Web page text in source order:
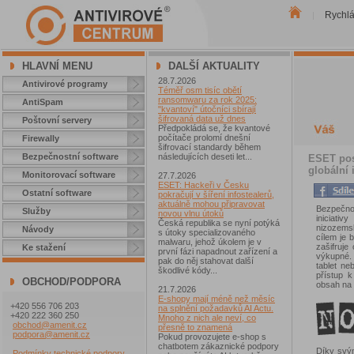
HLAVNÍ MENU
Antivirové programy
AntiSpam
Poštovní servery
Firewally
Bezpečnostní software
Monitorovací software
Ostatní software
Služby
Návody
Ke stažení
OBCHOD/PODPORA
+420 556 706 203
+420 222 360 250
obchod@amenit.cz
podpora@amenit.cz
DALŠÍ AKTUALITY
28.7.2026
Téměř osm tisíc obětí
ransomwaru za rok 2025:
"kvantoví" útočníci sbírají
šifrovaná data už dnes
Předpokládá se, že kvantové
počítače prolomí dnešní
šifrovací standardy během
následujících deseti let...
27.7.2026
ESET: Hackeři v Česku
pokračují v šíření infostealerů,
aktuálně mohou připravovat
novou vlnu útoků
Česká republika se nyní potýká
s útoky specializovaného
malwaru, jehož úkolem je v
první fázi napadnout zařízení a
pak do něj stahovat další
škodlivé kódy...
21.7.2026
E-shopy mají méně než měsíc
na splnění požadavků AI Actu.
Mnoho z nich ale neví, co
přesně to znamená
Pokud provozujete e-shop s
chatbotem zákaznické podpory
ESET
globální
cílem je
zašifruje
tablet
přístup k
obsah
Díky